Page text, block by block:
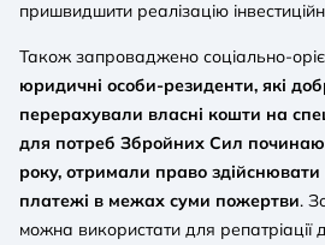
пришвидшити реалізацію
Також запроваджено соціально-
юридичні особи-резиденти, які
перерахували власні кошти на
для потреб Збройних Сил
року, отримали право здійснювати
платежі в межах суми пожертви.
можна використати для репатріації